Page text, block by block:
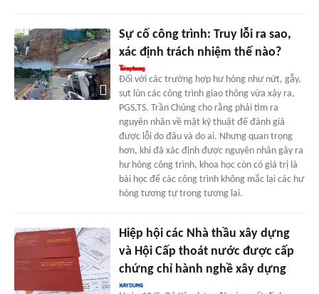
Sự cố công trình: Truy lỗi ra sao,
xác định trách nhiệm thế nào?
Đối với các trường hợp hư hỏng như nứt, gẫy,
sụt lún các công trình giao thông vừa xảy ra,
PGS,TS. Trần Chủng cho rằng phải tìm ra
nguyên nhân về mặt kỹ thuật để đánh giá
được lỗi do đâu và do ai. Nhưng quan trọng
hơn, khi đã xác định được nguyên nhân gây ra
hư hỏng công trình, khoa học còn có giá trị là
bài học để các công trình không mắc lại các hư
hỏng tương tự trong tương lai.
Hiệp hội các Nhà thầu xây dựng
và Hội Cấp thoát nước được cấp
chứng chỉ hành nghề xây dựng